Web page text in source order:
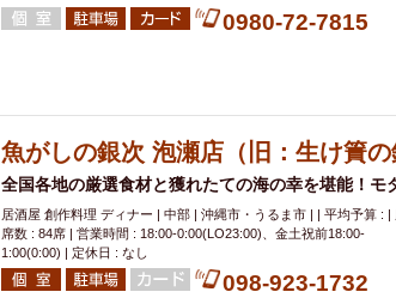
0980-72-7815
魚がしの銀次 泡瀬店（旧：生け簀の
全国各地の厳選食材と獲れたての海の幸を堪能！
居酒屋 創作料理 ディナー | 中部 | 沖縄市・うるま市 | | 平均予算 : |
席数 : 84席 | 営業時間 : 18:00-0:00(LO23:00)、金土祝前18:00-
1:00(0:00) | 定休日 : なし
098-923-1732